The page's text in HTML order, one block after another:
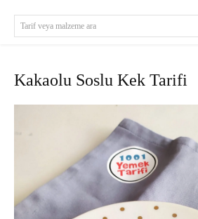
Tarif veya malzeme ara
Kakaolu Soslu Kek Tarifi